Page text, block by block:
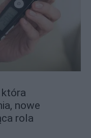
która
nowe
rola